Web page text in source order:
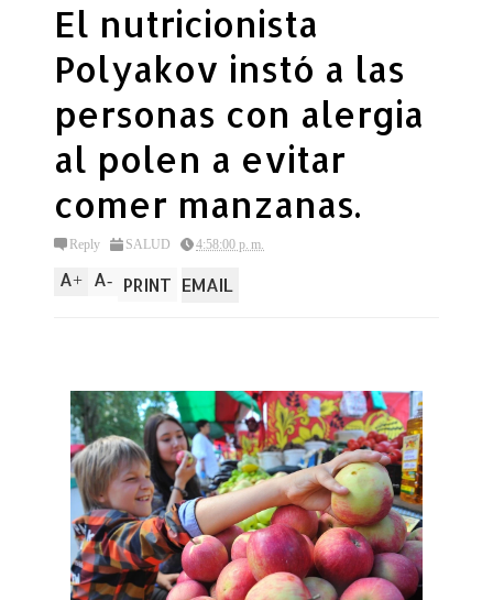
El nutricionista
Polyakov instó a las
personas con alergia
al polen a evitar
comer manzanas.
Reply SALUD 4:58:00 p. m.
A+ A- PRINT EMAIL